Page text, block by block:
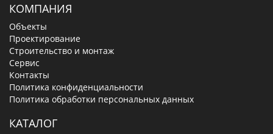
КОМПАНИЯ
Объекты
Проектирование
Строительство и монтаж
Сервис
Контакты
Политика конфиденциальности
Политика обработки персональных данных
КАТАЛОГ